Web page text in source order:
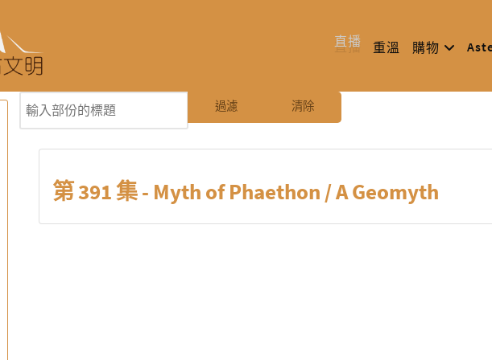
直播 重溫 購物
輸入部份的標題 過濾 清除
第 391 集 - Myth of Phaethon / A Geomyth